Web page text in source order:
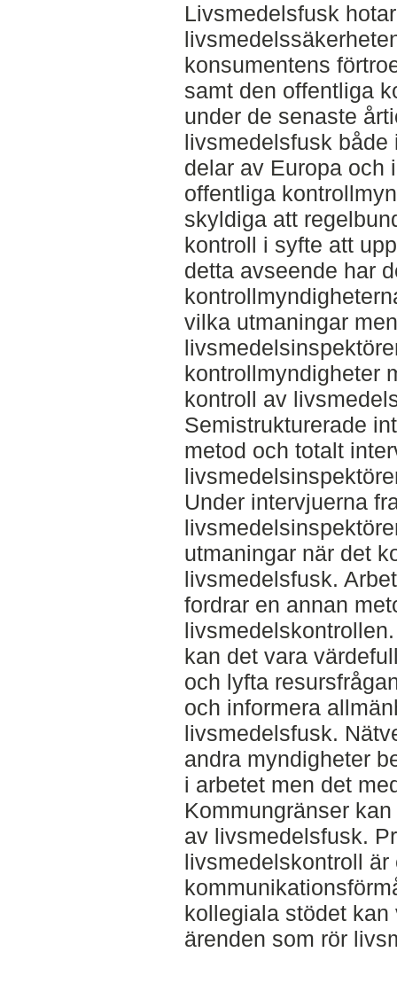
Livsmedelsfusk
konsumentens
samt den offentliga
under de senaste
livsmedelsfusk både
delar av Europa och
offentliga
skyldiga att
kontroll i syfte att
detta avseende har
vilka utmaningar
kontrollmyndigheter
kontroll av
Semistrukturerade
metod och totalt
Under intervjuerna
utmaningar när det
livsmedelsfusk.
fordrar en annan
kan det vara
och lyfta
och informera
livsmedelsfusk.
andra myndigheter
i arbetet men det
Kommungränser
av livsmedelsfusk.
livsmedelskontroll är
kollegiala stödet
ärenden som rör